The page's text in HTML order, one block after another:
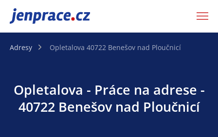
JenPráce.cz
Adresy Opletalova 40722 Benešov nad Ploučnicí
Opletalova - Práce na adrese -
40722 Benešov nad Ploučnicí